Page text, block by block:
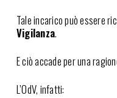
Tale incarico può essere
Vigilanza.
E ciò accade per una
L’OdV, infatti: